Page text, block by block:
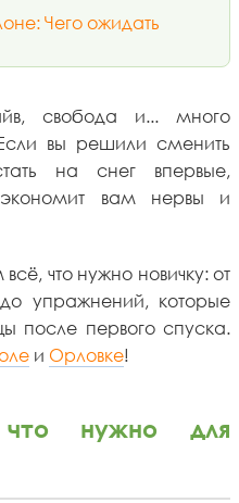
Чего ожидать
свобода и... много
вы решили сменить
на снег впервые,
вам нервы и
что нужно новичку: от
упражнений, которые
после первого спуска.
и Орловке!
нужно для